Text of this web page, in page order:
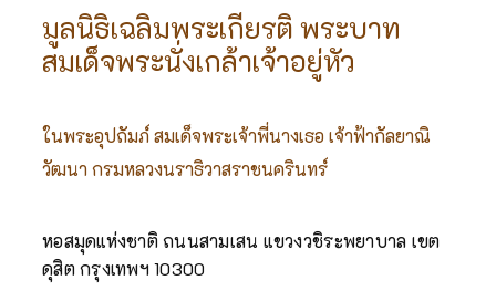
มูลนิธิเฉลิมพระเกียรติ พระบาท
สมเด็จพระนั่งเกล้าเจ้าอยู่หัว
ในพระอุปถัมภ์ สมเด็จพระเจ้าพี่นางเธอ เจ้าฟ้ากัลยาณิ
วัฒนา กรมหลวงนราธิวาสราชนครินทร์
หอสมุดแห่งชาติ ถนนสามเสน แขวงวชิระพยาบาล เขต
ดุสิต กรุงเทพฯ 10300